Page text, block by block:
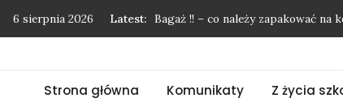
6 sierpnia 2026 Latest: Bagaż !! – co należy zapakować na
”Mój przyjaciel las”
Strona główna Komunikaty Z życia